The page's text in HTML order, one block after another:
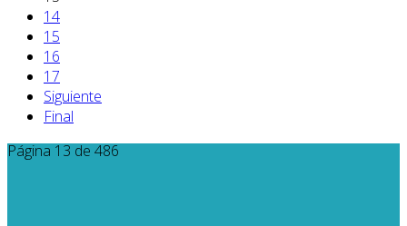
14
15
16
17
Siguiente
Final
Página 13 de 486